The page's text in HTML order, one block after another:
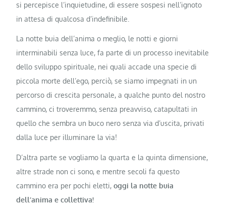
si percepisce l’inquietudine, di essere sospesi nell’ignoto
in attesa di qualcosa d’indefinibile.
La notte buia dell’anima o meglio, le notti e giorni
interminabili senza luce, fa parte di un processo inevitabile
dello sviluppo spirituale, nei quali accade una specie di
piccola morte dell’ego, perciò, se siamo impegnati in un
percorso di crescita personale, a qualche punto del nostro
cammino, ci troveremmo, senza preavviso, catapultati in
quello che sembra un buco nero senza via d’uscita, privati
dalla luce per illuminare la via!
D’altra parte se vogliamo la quarta e la quinta dimensione,
altre strade non ci sono, e mentre secoli fa questo
cammino era per pochi eletti,oggi la notte buia
dell’anima e collettiva!